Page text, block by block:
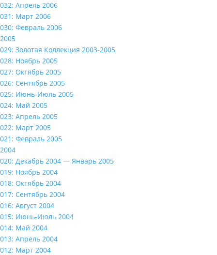
032: Апрель 2006
031: Март 2006
030: Февраль 2006
2005
029: Золотая Коллекция 2003-2005
028: Ноябрь 2005
027: Октябрь 2005
026: Сентябрь 2005
025: Июнь-Июль 2005
024: Май 2005
023: Апрель 2005
022: Март 2005
021: Февраль 2005
2004
020: Декабрь 2004 — Январь 2005
019: Ноябрь 2004
018: Октябрь 2004
017: Сентябрь 2004
016: Август 2004
015: Июнь-Июль 2004
014: Май 2004
013: Апрель 2004
012: Март 2004